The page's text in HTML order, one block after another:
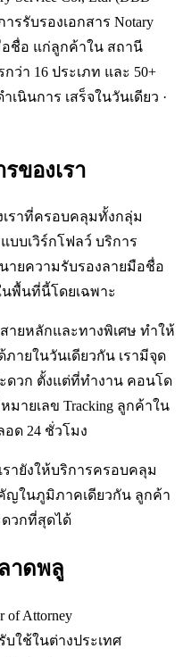
ารรับรองเอกสาร Notary
อชื่อ แก่ลูกค้าใน สถานี
ว่า 16 ประเภท และ 50+
เนินการ เสร็จในวันเดียว ·
ของเรา
ราที่ครอบคลุมทั้งกลุ่ม
บเวิร์กโฟลว์ บริการ
นายความรับรองลายมือชื่อ
พื้นที่นี้โดยเฉพาะ
ายหลักและทางพิเศษ ทำให้
ภายในวันเดียวกัน เรามีจุด
ดวก ตั้งแต่ที่ทำงาน คอนโด
ายเลข Tracking ลูกค้าใน
ด 24 ชั่วโมง
ายังให้บริการครอบคลุม
ญในภูมิภาคเดียวกัน ลูกค้า
ดวกที่สุดได้
าดพลู
Attorney
บใช้ในต่างประเทศ